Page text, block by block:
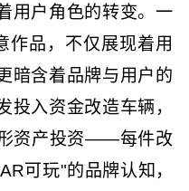
用户角色的转变。一
作品，不仅展现着用
暗含着品牌与用户的
投入资金改造车辆，
资产投资——每件改
可玩"的品牌认知，